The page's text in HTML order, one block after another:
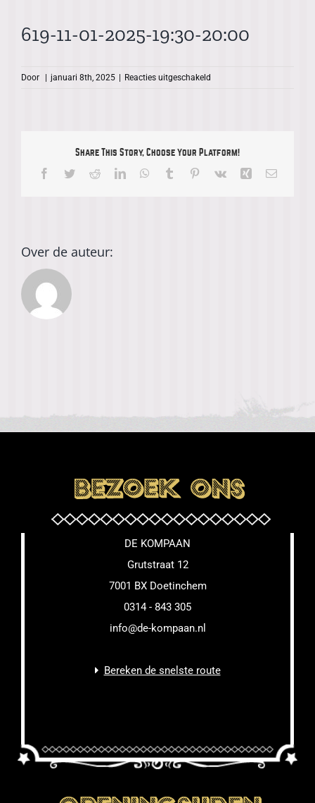
619-11-01-2025-19:30-20:00
Door | januari 8th, 2025 | Reacties uitgeschakeld
Share This Story, Choose Your Platform!
Facebook
TwitterRedditLinkedInWhatsApp
Tumblr Pinterest
Vk Xing E-
Over de auteur:
DE KOMPAAN
Grutstraat 12
7001 BX Doetinchem
0314 - 843 305
info@de-kompaan.nl
Bereken de snelste route